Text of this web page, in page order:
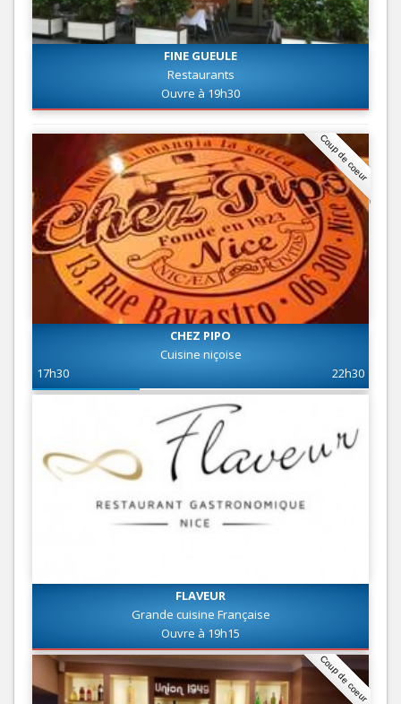
FINE GUEULE
Restaurants
Ouvre à 19h30
Coup de coeur
CHEZ PIPO
Cuisine niçoise
17h30
22h30
FLAVEUR
Grande cuisine Française
Ouvre à 19h15
Coup de coeur